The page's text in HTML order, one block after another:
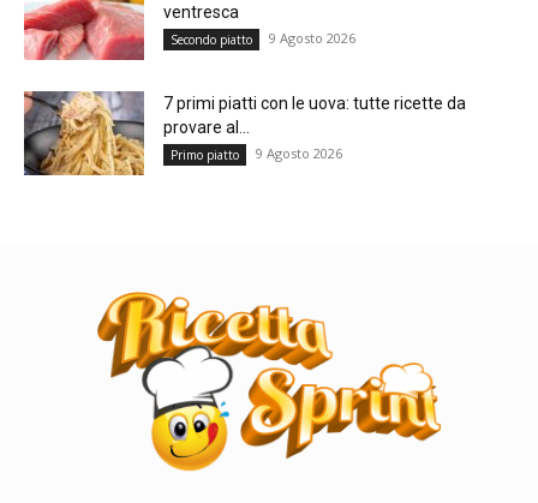
ventresca
Secondo piatto 9 Agosto 2026
7 primi piatti con le uova: tutte ricette da
provare al...
Primo piatto 9 Agosto 2026